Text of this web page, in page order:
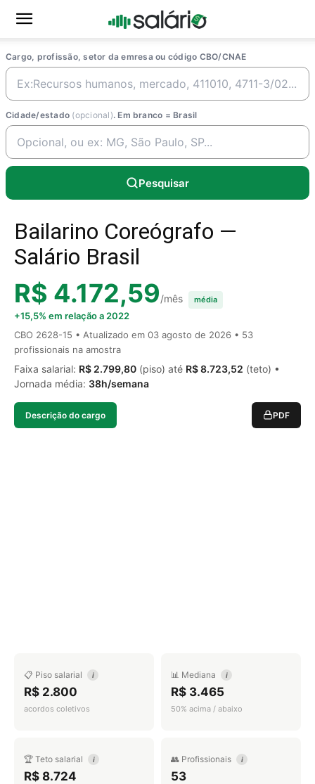
Cargo, profissão, setor da emresa ou código CBO/CNAE
Cidade/estado (opcional). Em branco = Brasil
Pesquisar
Bailarino Coreógrafo —
Salário Brasil
R$ 4.172,59/mês média
+15,5% em relação a 2022
CBO 2628-15 • Atualizado em 03 agosto de 2026 • 53
profissionais na amostra
Faixa salarial: R$ 2.799,80 (piso) até R$ 8.723,52 (teto) •
Jornada média: 38h/semana
Descrição do cargo PDF
📋 Piso salarial i
R$ 2.800
acordos coletivos
📊 Mediana i
R$ 3.465
50% acima / abaixo
🏆 Teto salarial i
R$ 8.724
👥 Profissionais i
53